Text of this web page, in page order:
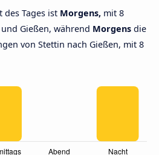
des Tages ist Morgens, mit 8
Gießen, während Morgens die
von Stettin nach Gießen, mit 8